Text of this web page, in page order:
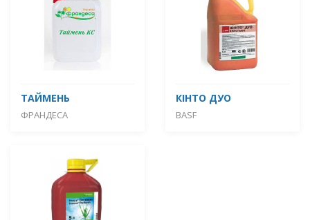
ТАЙМЕНЬ
ФРАНДЕСА
КІНТО ДУО
BASF